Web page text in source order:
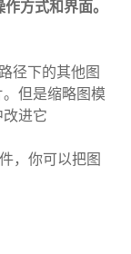
方式和界面。
径下的其他图
但是缩略图模
进它
，你可以把图